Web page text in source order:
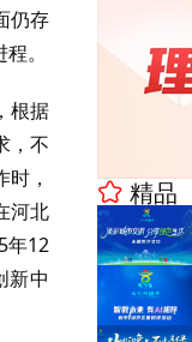
仍存
。
根据
，不
，
河北
年12
新中
精品